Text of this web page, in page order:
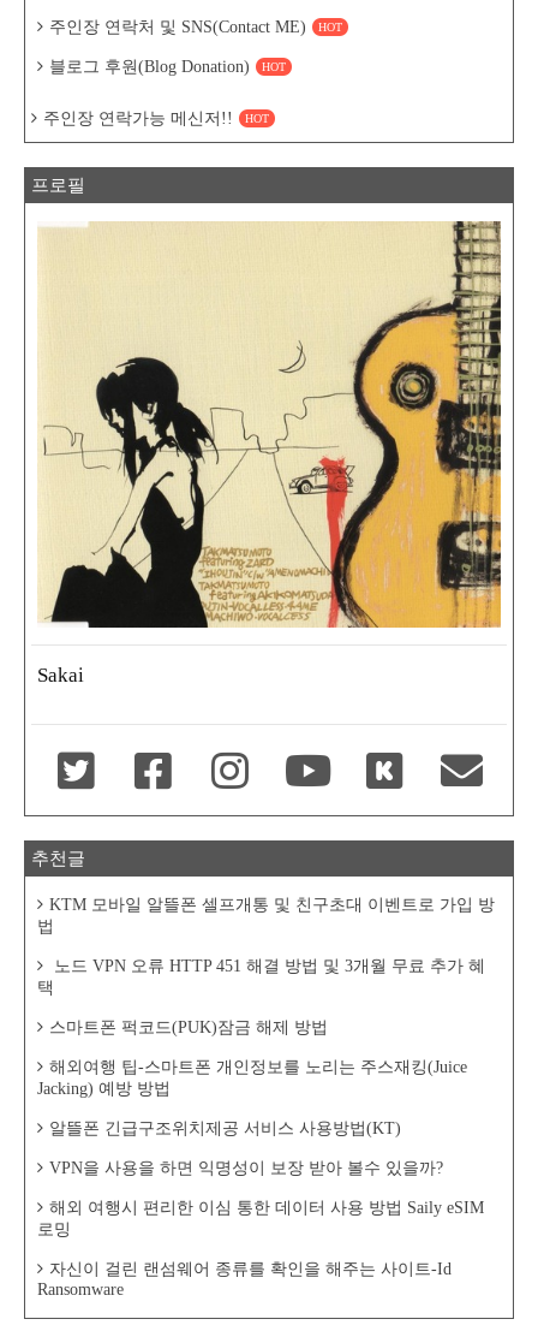
주인장 연락처 및 SNS(Contact ME) HOT
블로그 후원(Blog Donation) HOT
주인장 연락가능 메신저!! HOT
프로필
Sakai
추천글
KTM 모바일 알뜰폰 셀프개통 및 친구초대 이벤트로 가입 방
법
노드 VPN 오류 HTTP 451 해결 방법 및 3개월 무료 추가 혜
택
스마트폰 퍽코드(PUK)잠금 해제 방법
해외여행 팁-스마트폰 개인정보를 노리는 주스재킹(Juice
Jacking) 예방 방법
알뜰폰 긴급구조위치제공 서비스 사용방법(KT)
VPN을 사용을 하면 익명성이 보장 받아 볼수 있을까?
해외 여행시 편리한 이심 통한 데이터 사용 방법 Saily eSIM
로밍
자신이 걸린 랜섬웨어 종류를 확인을 해주는 사이트-Id
Ransomware